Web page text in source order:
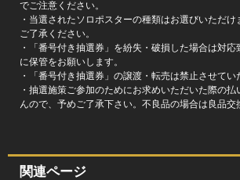
でご注意ください。
・当選されたソロポスターの種類はお選びいただ
ご了承ください。
・「番号付き抽選券」を紛失・破損した場合は対
に保管をお願いします。
・「番号付き抽選券」の譲渡・転売は禁止させてい
・抽選施策ご参加のためにお求めいただいた際の
んので、予めご了承下さい。不良品の場合は良品交
関連ページ